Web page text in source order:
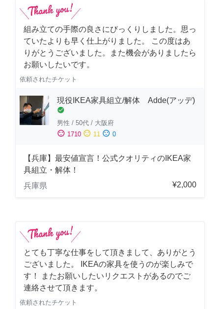
組み立ての手際の良さにびっくりしました。思っ
ていたよりも早く仕上がりました。 この度はあ
りがとうございました。また機会がありましたら
お願いしたいです。
依頼されたチケット
現役IKEA家具組立/解体 Adde(アッデ)
check_circle
男性 / 50代 / 大阪府
sentiment_satisfied 1710 sentiment_neutral 11 sentiment_dissatisfied 0
【兵庫】最安値宣言！公式クオリティのIKEA家
具組立・解体！
兵庫県
¥2,000
とても丁寧な仕事をして頂きまして、ありがとう
ございました。 IKEAの家具を使うのが楽しみで
す！ またお願いしたいリクエストがあるのでご
連絡させて頂きます。
依頼されたチケット